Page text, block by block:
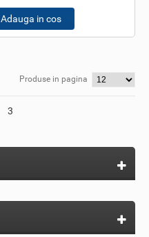
Adauga in cos
Produse in pagina
3